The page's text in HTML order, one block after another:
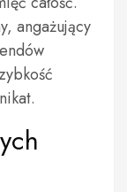
angażujący